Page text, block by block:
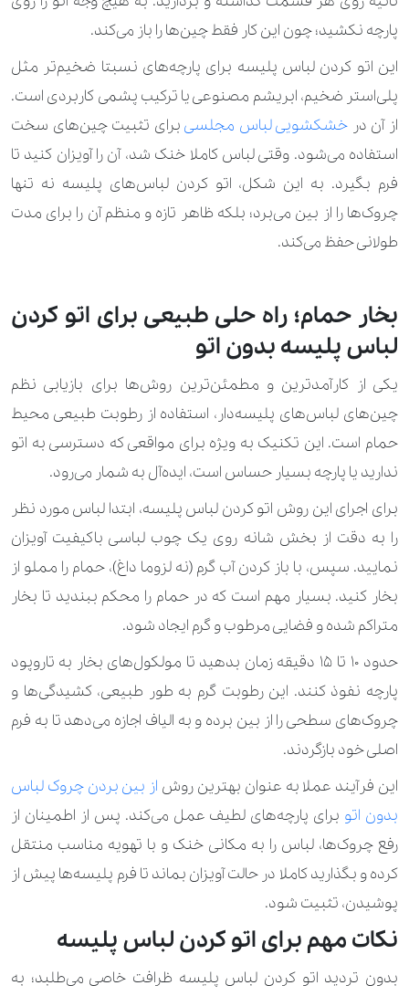
پارچه نکشید؛ چون این کار فقط چین‌ها را باز می‌کند.
این اتو کردن لباس پلیسه برای پارچه‌های نسبتا ضخیم‌تر مثل
پلی‌استر ضخیم، ابریشم مصنوعی یا ترکیب پشمی کاربردی است.
از آن در خشکشویی‌ لباس مجلسیبرای تثبیت چین‌های سخت
استفاده می‌شود. وقتی لباس کاملا خنک شد، آن را آویزان کنید تا
فرم بگیرد. به این شکل، اتو کردن لباس‌های پلیسه نه‌ تنها
چروک‌ها را از بین می‌برد؛ بلکه ظاهر تازه و منظم آن را برای مدت
طولانی حفظ می‌کند.
بخار حمام؛ راه‌ حلی طبیعی برای اتو کردن
لباس پلیسه بدون اتو
یکی از کارآمدترین و مطمئن‌ترین روش‌ها برای بازیابی نظم
چین‌های لباس‌های پلیسه‌دار، استفاده از رطوبت طبیعی محیط
حمام است. این تکنیک به ‌ویژه برای مواقعی که دسترسی به اتو
ندارید یا پارچه بسیار حساس است، ایده‌آل به شمار می‌رود.
برای اجرای این روش اتو کردن لباس پلیسه، ابتدا لباس مورد نظر
را به دقت از بخش شانه روی یک چوب ‌لباسی باکیفیت آویزان
نمایید. سپس، با باز کردن آب گرم (نه لزوما داغ)، حمام را مملو از
بخار کنید. بسیار مهم است که در حمام را محکم ببندید تا بخار
متراکم شده و فضایی مرطوب و گرم ایجاد شود.
حدود ۱۰ تا ۱۵ دقیقه زمان بدهید تا مولکول‌های بخار به تاروپود
پارچه نفوذ کنند. این رطوبت گرم به‌ طور طبیعی، کشیدگی‌ها و
چروک‌های سطحی را از بین برده و به الیاف اجازه می‌دهد تا به فرم
اصلی خود بازگردند.
این فرآیند عملا به‌ عنوان بهترین روش از بین بردن چروک لباس
بدون اتو برای پارچه‌های لطیف عمل می‌کند. پس از اطمینان از
رفع چروک‌ها، لباس را به مکانی خنک و با تهویه‌ مناسب منتقل
کرده و بگذارید کاملا در حالت آویزان بماند تا فرم پلیسه‌ها پیش از
پوشیدن، تثبیت شود.
نکات مهم برای اتو کردن لباس پلیسه
بدون تردید اتو کردن لباس پلیسه ظرافت خاصی می‌طلبد؛ به